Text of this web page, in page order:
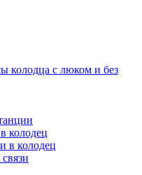
колодца с люком и без
колодец
в колодец